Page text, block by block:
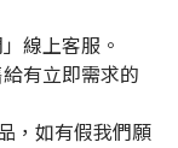
線上客服。
有立即需求的
，如有假我們願